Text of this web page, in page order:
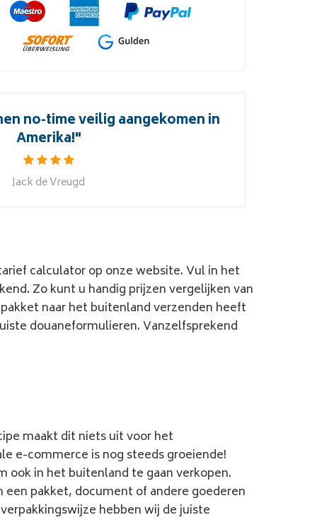
no-time veilig aangekomen in
Amerika!"
Jack de Vreugd
calculatorop onze website. Vul in het
Zo kunt u handig prijzen vergelijken van
pakket naar het buitenlandverzenden heeft
douaneformulieren. Vanzelfsprekend
maakt dit niets uit voor het
e-commerce is nog steeds groeiende!
ook in het buitenland te gaan verkopen.
pakket, document of andere goederen
hebben wij de juiste